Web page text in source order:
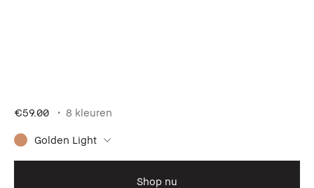
€59.00 8 kleuren
Golden Light
Shop nu